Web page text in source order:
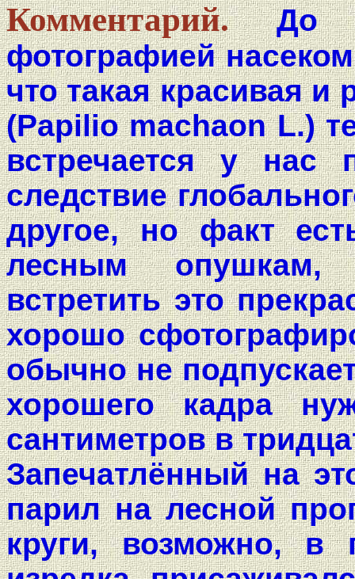
Комментарий.До
фотографией
что такая красивая и
(Papilio machaon L.)
встречается у
следствие
другое, но факт
лесным
встретить это
хорошо
обычно не
хорошего кадра
сантиметров в
Запечатлённый на
парил на лесной
круги, возможно, в